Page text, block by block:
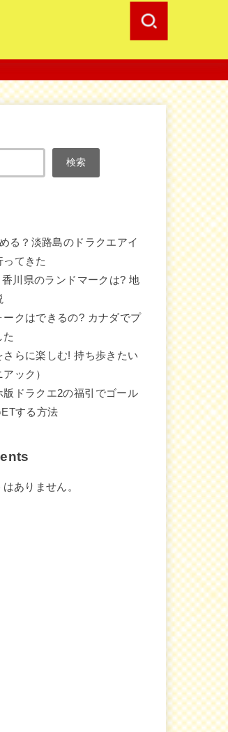
検索
る？淡路島のドラクエアイ
てきた
川県のランドマークは? 地
クはできるの? カナダでプ
た
さらに楽しむ! 持ち歩きたい
ック）
版ドラクエ2の福引でゴール
する方法
ありません。